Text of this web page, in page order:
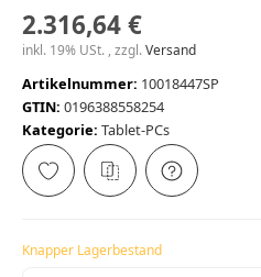
2.316,64 €
inkl. 19% USt. , zzgl.Versand
Artikelnummer: 10018447SP
GTIN: 0196388558254
Kategorie: Tablet-PCs
Knapper Lagerbestand